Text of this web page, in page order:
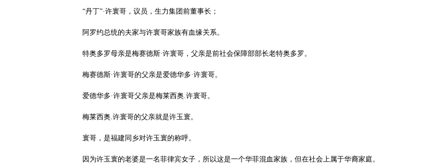
“丹丁”·许寰哥，议员，生力集团前董事长；
阿罗约总统的夫家与许寰哥家族有血缘关系。
特奥多罗母亲是梅赛德斯·许寰哥，父亲是前社会保障部部长老特奥多罗。
梅赛德斯·许寰哥的父亲是爱德华多·许寰哥。
爱德华多·许寰哥父亲是梅莱西奥.许寰哥。
梅莱西奥.许寰哥的父亲就是许玉寰。
寰哥，是福建同乡对许玉寰的称呼。
因为许玉寰的老婆是一名菲律宾女子，所以这是一个华菲混血家族，但在社会上属于华裔家庭。